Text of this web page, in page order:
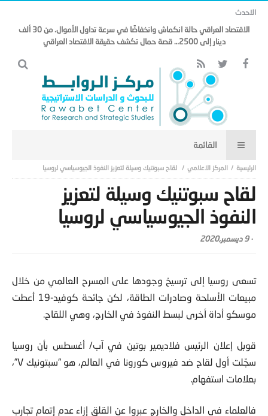
الاحدث
الاقتصاد العراقي حالة انكماش وانخفاضًا في سرعة تداول الأموال. من 30 ألف
دينار إلى 2500… قصة حمال تكشف حقيقة الاقتصاد العراقي
المركز الاعلامي لقاح سبوتنيك وسيلة لتعزيز النفوذ الجيوسياسي لروسيا
لقاح سبوتنيك وسيلة لتعزيز
النفوذ الجيوسياسي لروسيا
-9 ديسمبر,2020
تسعى روسيا إلى ترسيخ وجودها على المسرح العالمي من خلال
مبيعات الأسلحة وصادرات الطاقة، لكن جائحة كوفيد-19 أعطت
موسكو أداة أخرى لبسط النفوذ في الخارج، وهي اللقاح.
قوبل إعلان الرئيس فلاديمير بوتين في آب/ أغسطس بأن روسيا
سجّلت أول لقاح ضد فيروس كورونا في العالم، هو “سبتونيك V”،
بعلامات استفهام.
فالعلماء في الداخل والخارج عبروا عن القلق إزاء عدم إتمام تجارب